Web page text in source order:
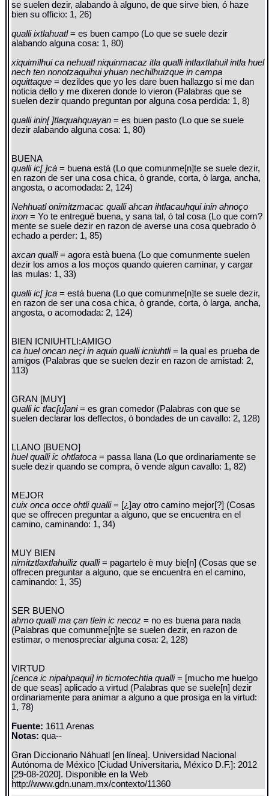
se suelen dezir, alabando à alguno, de que sirve bien, ó haze
bien su officio: 1, 26)
qualli ixtlahuatl= es buen campo (Lo que se suele dezir
alabando alguna cosa: 1, 80)
xiquimilhui ca nehuatl niquinmacaz itla qualli intlaxtlahuil intla huel
nech ten nonotzaquihui yhuan nechilhuizque in campa
oquittaque= dezildes que yo les dare buen hallazgo si me dan
noticia dello y me dixeren donde lo vieron (Palabras que se
suelen dezir quando preguntan por alguna cosa perdida: 1, 8)
qualli inin[ ]tlaquahquayan= es buen pasto (Lo que se suele
dezir alabando alguna cosa: 1, 80)
BUENA
qualli ic[ ]cà= buena está (Lo que comunme[n]te se suele dezir,
en razon de ser una cosa chica, ò grande, corta, ò larga, ancha,
angosta, o acomodada: 2, 124)
Nehhuatl onimitzmacac qualli ahcan ihtlacauhqui inin ahnoço
inon= Yo te entregué buena, y sana tal, ó tal cosa (Lo que com?
mente se suele dezir en razon de averse una cosa quebrado ò
echado a perder: 1, 85)
axcan qualli= agora està buena (Lo que comunmente suelen
dezir los amos a los moços quando quieren caminar, y cargar
las mulas: 1, 33)
qualli ic[ ]ca= está buena (Lo que comunme[n]te se suele dezir,
en razon de ser una cosa chica, ò grande, corta, ò larga, ancha,
angosta, o acomodada: 2, 124)
BIEN ICNIUHTLI:AMIGO
ca huel oncan neçi in aquin qualli icniuhtli= la qual es prueba de
amigos (Palabras que se suelen dezir en razon de amistad: 2,
113)
GRAN [MUY]
qualli ic tlac[u]ani= es gran comedor (Palabras con que se
suelen declarar los deffectos, ó bondades de un cavallo: 2, 128)
LLANO [BUENO]
huel qualli ic ohtlatoca= passa llana (Lo que ordinariamente se
suele dezir quando se compra, ô vende algun cavallo: 1, 82)
MEJOR
cuix onca occe ohtli qualli= [¿]ay otro camino mejor[?] (Cosas
que se offrecen preguntar a alguno, que se encuentra en el
camino, caminando: 1, 34)
MUY BIEN
nimitztlaxtlahuiliz qualli= pagartelo è muy bie[n] (Cosas que se
offrecen preguntar a alguno, que se encuentra en el camino,
caminando: 1, 35)
SER BUENO
ahmo qualli ma çan tlein ic necoz= no es buena para nada
(Palabras que comunme[n]te se suelen dezir, en razon de
estimar, o menospreciar alguna cosa: 2, 128)
VIRTUD
[cenca ic nipahpaqui] in ticmotechtia qualli= [mucho me huelgo
de que seas] aplicado a virtud (Palabras que se suele[n] dezir
ordinariamente para animar a alguno a que prosiga en la virtud:
1, 78)
Fuente: 1611 Arenas
Notas: qua--
Gran Diccionario Náhuatl [en línea]. Universidad Nacional
Autónoma de México [Ciudad Universitaria, México D.F.]: 2012
[29-08-2020]. Disponible en la Web
http://www.gdn.unam.mx/contexto/11360